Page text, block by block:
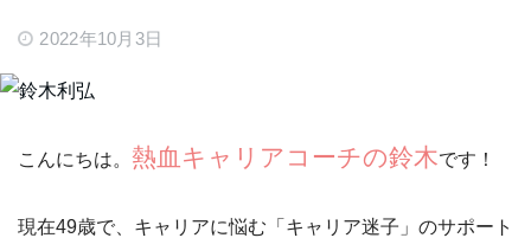
2022年10月3日
こんにちは。 熱血キャリアコーチの鈴木です！
現在49歳で、キャリアに悩む 「キャリア迷子」 のサポート